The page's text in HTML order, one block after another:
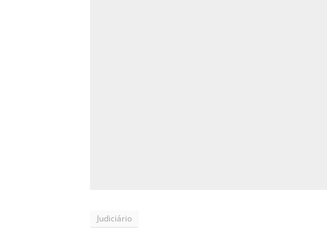
Judiciário